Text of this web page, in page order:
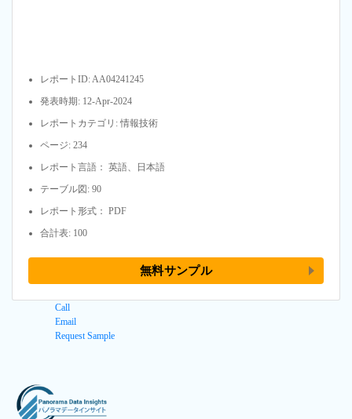
レポートID: AA04241245
発表時期: 12-Apr-2024
レポートカテゴリ: 情報技術
ページ: 234
レポート言語： 英語、日本語
テーブル図: 90
レポート形式： PDF
合計表: 100
無料サンプル
Call
Email
Request Sample